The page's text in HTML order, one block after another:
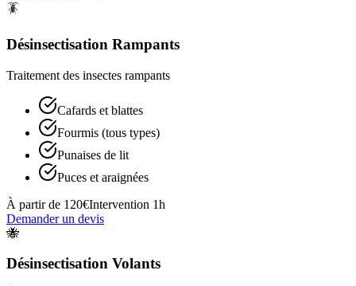
🪳
Désinsectisation Rampants
Traitement des insectes rampants
Cafards et blattes
Fourmis (tous types)
Punaises de lit
Puces et araignées
À partir de 120€Intervention 1h
Demander un devis
🐝
Désinsectisation Volants